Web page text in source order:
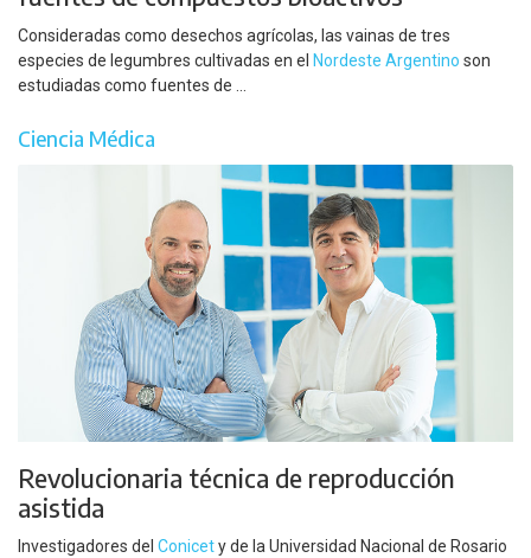
Consideradas como desechos agrícolas, las vainas de tres
especies de legumbres cultivadas en el Nordeste Argentino son
estudiadas como fuentes de ...
Ciencia Médica
Revolucionaria técnica de reproducción
asistida
Investigadores del Conicety de la Universidad Nacional de Rosario